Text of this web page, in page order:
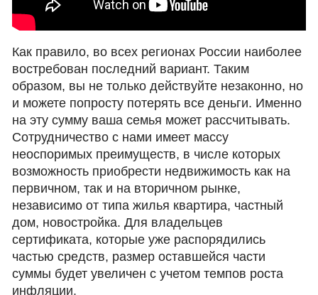
Как правило, во всех регионах России наиболее
востребован последний вариант. Таким
образом, вы не только действуйте незаконно, но
и можете попросту потерять все деньги. Именно
на эту сумму ваша семья может рассчитывать.
Сотрудничество с нами имеет массу
неоспоримых преимуществ, в числе которых
возможность приобрести недвижимость как на
первичном, так и на вторичном рынке,
независимо от типа жилья квартира, частный
дом, новостройка. Для владельцев
сертификата, которые уже распорядились
частью средств, размер оставшейся части
суммы будет увеличен с учетом темпов роста
инфляции.